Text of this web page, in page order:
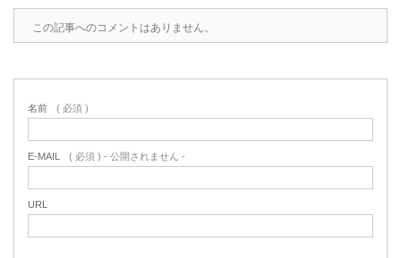
この記事へのコメントはありません。
名前 ( 必須 )
E-MAIL ( 必須 ) - 公開されません -
URL